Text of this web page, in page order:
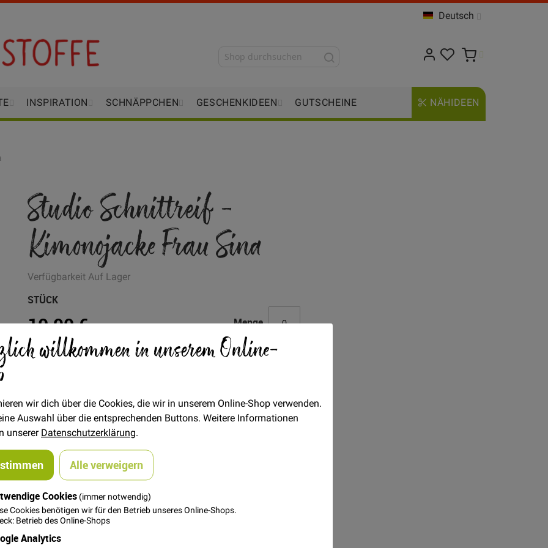
willkommen in unserem Online-
wir dich über die Cookies, die wir in unserem Online-Shop verwenden.
Auswahl über die entsprechenden Buttons. Weitere Informationen
unsererDatenschutzerklärung.
Alle verweigern
Cookies (immer notwendig)
Cookies benötigen wir für den Betrieb unseres Online-Shops.
Betrieb des Online-Shops
Analytics
Deutsch
INSPIRATION SCHNÄPPCHEN GESCHENKIDEEN GUTSCHEINE NÄHIDEEN
Studio Schnittreif -
Kimonojacke Frau Sina
VerfügbarkeitAuf Lager
10,90 €
STÜCK
Menge
im Kimonostyle. Mit überschnittenen Schultern, weiten Ärmeln in
in den Seitennähten mitgefassten Taschen, ist sie maximal